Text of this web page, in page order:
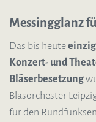
Messingglanz
Das bis heute
Konzert- und
Bläserbesetzung
Blasorchester
für den